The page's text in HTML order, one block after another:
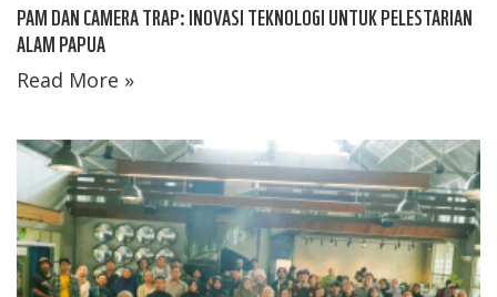
PAM DAN CAMERA TRAP: INOVASI TEKNOLOGI UNTUK PELESTARIAN
ALAM PAPUA
Read More »